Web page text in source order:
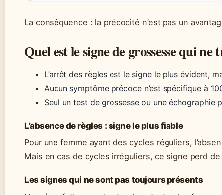
La conséquence : la précocité n’est pas un
Quel est le signe de grossesse qui ne
L’arrêt des règles est le signe le plus évident,
Aucun symptôme précoce n’est spécifique à
Seul un test de grossesse ou une échographie
L’absence de règles : signe le plus fiable
Pour une femme ayant des cycles réguliers,
Mais en cas de cycles irréguliers, ce signe perd
Les signes qui ne sont pas toujours présents